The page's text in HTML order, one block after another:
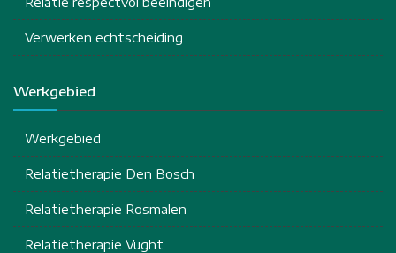
Verwerken echtscheiding
Werkgebied
Werkgebied
Relatietherapie Den Bosch
Relatietherapie Rosmalen
Relatietherapie Vught